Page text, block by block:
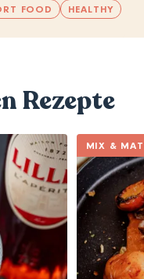
FOOD HEALTHY
Rezepte
MIX &